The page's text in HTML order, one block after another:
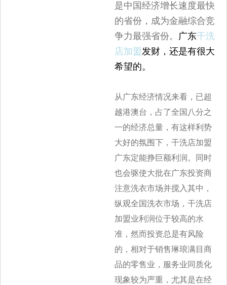
是中国经济增长速度最快
的省份，成为金融综合竞
争力最强省份。
广东干洗
店加盟发财，还是有很大
希望的。
从广东经济情况来看，已超
越港澳台，占了全国八分之
一的经济总量，有这样利势
大好的氛围下，干洗店加盟
广东定能挣巨额利润。同时
也会驱使大批在广东投资商
注意洗衣市场并搅入其中，
纵观全国洗衣市场，干洗店
加盟业利润位于较高的水
准，然而投资总是有风险
的，相对于销售琳琅满目商
品的零售业，服务业同质化
现象较为严重，尤其是在经